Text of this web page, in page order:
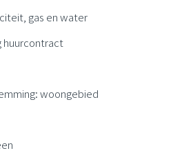
gas en water
huurcontract
woongebied